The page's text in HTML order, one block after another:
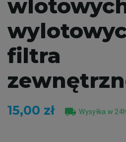
filtra
15,00 zł local_shipping Wysyłka w